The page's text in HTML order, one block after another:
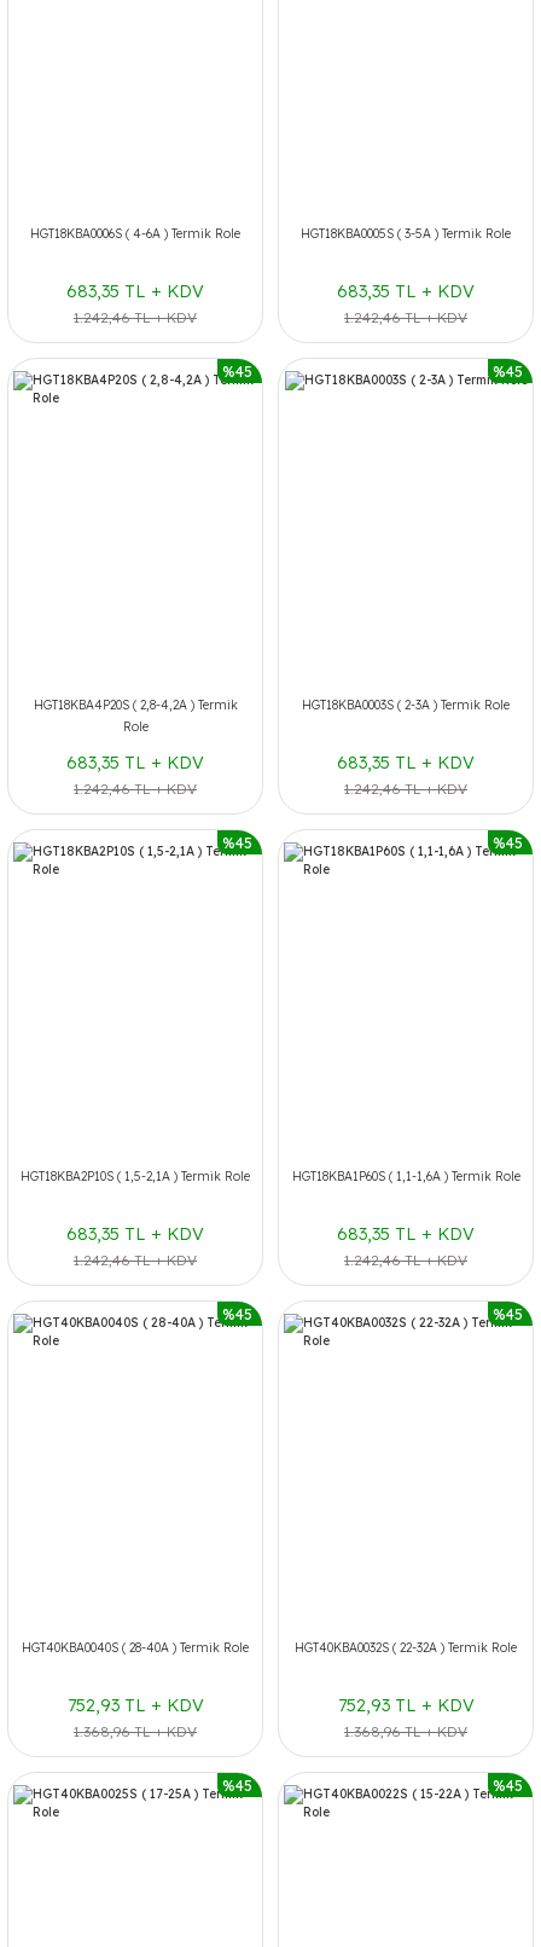
HGT18KBA0006S ( 4-6A ) Termik Role
683,35 TL + KDV
1.242,46 TL + KDV
HGT18KBA0005S ( 3-5A ) Termik Role
683,35 TL + KDV
1.242,46 TL + KDV
%45
HGT18KBA4P20S ( 2,8-4,2A ) Termik
Role
683,35 TL + KDV
1.242,46 TL + KDV
%45
HGT18KBA0003S ( 2-3A ) Termik Role
683,35 TL + KDV
1.242,46 TL + KDV
%45
HGT18KBA2P10S ( 1,5-2,1A ) Termik Role
683,35 TL + KDV
1.242,46 TL + KDV
%45
HGT18KBA1P60S ( 1,1-1,6A ) Termik Role
683,35 TL + KDV
1.242,46 TL + KDV
%45
HGT40KBA0040S ( 28-40A ) Termik Role
752,93 TL + KDV
1.368,96 TL + KDV
%45
HGT40KBA0032S ( 22-32A ) Termik Role
752,93 TL + KDV
1.368,96 TL + KDV
%45 %45